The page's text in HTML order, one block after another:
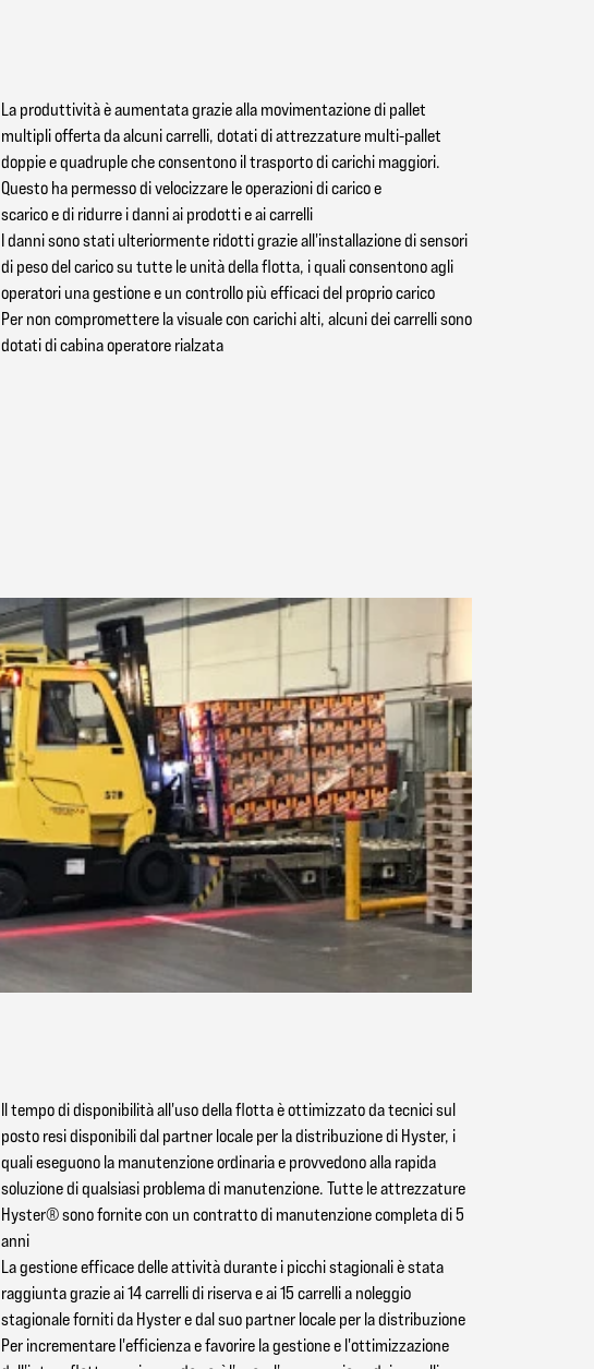
La produttività è aumentata grazie alla movimentazione di pallet
multipli offerta da alcuni carrelli, dotati di attrezzature multi-pallet
doppie e quadruple che consentono il trasporto di carichi maggiori.
Questo ha permesso di velocizzare le operazioni di carico e
scarico e di ridurre i danni ai prodotti e ai carrelli
I danni sono stati ulteriormente ridotti grazie all'installazione di sensori
di peso del carico su tutte le unità della flotta, i quali consentono agli
operatori una gestione e un controllo più efficaci del proprio carico
Per non compromettere la visuale con carichi alti, alcuni dei carrelli sono
dotati di cabina operatore rialzata
Il tempo di disponibilità all'uso della flotta è ottimizzato da tecnici sul
posto resi disponibili dal partner locale per la distribuzione di Hyster, i
quali eseguono la manutenzione ordinaria e provvedono alla rapida
soluzione di qualsiasi problema di manutenzione. Tutte le attrezzature
Hyster® sono fornite con un contratto di manutenzione completa di 5
anni
La gestione efficace delle attività durante i picchi stagionali è stata
raggiunta grazie ai 14 carrelli di riserva e ai 15 carrelli a noleggio
stagionale forniti da Hyster e dal suo partner locale per la distribuzione
Per incrementare l'efficienza e favorire la gestione e l'ottimizzazione